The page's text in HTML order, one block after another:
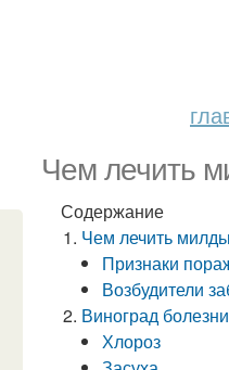
Чем лечить
Содержание
Чем лечить
Признаки
Возбудители
Виноград
Хлороз